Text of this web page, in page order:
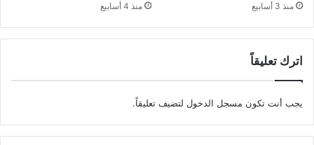
منذ 3 أسابيع منذ 4 أسابيع
اترك تعليقاً
يجب أنت تكون مسجل الدخول لتضيف تعليقاً.